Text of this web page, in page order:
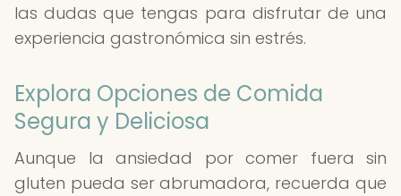
las dudas que tengas para disfrutar de una
experiencia gastronómica sin estrés.
Explora Opciones de Comida
Segura y Deliciosa
Aunque la ansiedad por comer fuera sin
gluten pueda ser abrumadora, recuerda que